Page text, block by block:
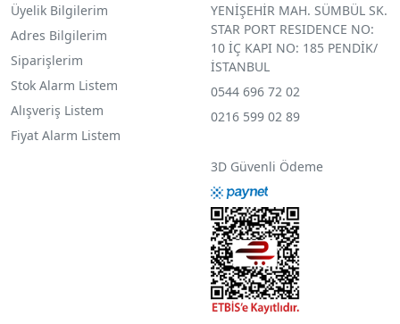
Üyelik Bilgilerim
Adres Bilgilerim
Siparişlerim
Stok Alarm Listem
Alışveriş Listem
Fiyat Alarm Listem
YENİŞEHİR MAH. SÜMBÜL SK.
STAR PORT RESIDENCE NO:
10 İÇ KAPI NO: 185 PENDİK/
İSTANBUL
0544 696 72 02
0216 599 02 89
3D Güvenli Ödeme